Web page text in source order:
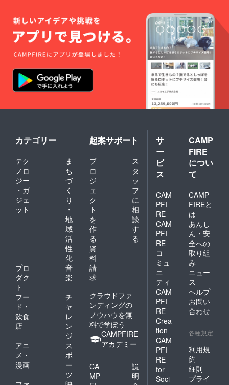
時、必
ず備考
欄に希
望され
るお名
前をご
記入く
ださ
い。
年9月秋
頃の新
聞に1回
チラシ
はお送
りさせ
て頂き
ます。
ます。
・掲載
方法：
文字の
み、ロ
ゴ／バ
ナーの
掲載は
不可 ・
イズ：
中
（9×3.5
少前後
する可
能性が
ござい
ます。
時、必
ず備考
欄に希
望され
るお名
前をご
記入く
ださ
い。
※2026
年9月秋
頃の新
聞に1回
※お名前
が掲載
された
はお送
りさせ
て頂き
ます。
掲載し
たチラ
シは下
野新聞
の上三
川地域
に折り
込みま
す。 チ
は支援
者様の
お名前
たは企
業名を
掲載し
ます。
・掲載
文字の
み、ロ
ゴ／バ
ナーの
掲載は
不可 ・
掲載サ
イズ：
（25×4.
5ｃｍ程
度）※寸
法は多
少前後
する可
能性が
ます。
・支援
時、必
ず備考
欄に希
望され
るお名
カテゴリー
テク
ノロ
ジー
・ガ
ジェ
ット
ま
ち
づ
く
り
・
地
域
活
性
化
プロ
ダク
ト
音
楽
フー
ド・
飲食
店
チ
ャ
レ
ン
ジ
アニ
メ・
漫画
ス
ポ
ー
ツ
起案サポート
プ
ロ
ジ
ェ
ク
ト
を
作
る
ス
タ
ッ
フ
に
相
談
す
る
資
料
請
求
クラウドファ
ンディングの
ノウハウを無
料で学ぼう
CAMPFIRE
アカデミー
CA
MP
説
明
サ
ー
ビ
ス
CAM
PFI
RE
CAM
PFI
RE
コ
ミュ
ニ
ティ
CAM
PFI
RE
Crea
tion
CAM
PFI
RE
for
Soci
CAMP
FIRE
につい
て
CAMP
FIREと
は
あんし
ん・安
全への
取り組
み
ニュー
ス
ヘルプ
お問い
合わせ
各種規定
利用規
約
細則
プライ